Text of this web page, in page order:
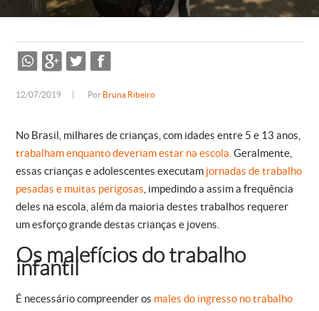
12/07/2019 Por Bruna Ribeiro
No Brasil, milhares de crianças, com idades entre 5 e 13 anos,
trabalham enquanto deveriam estar na escola. Geralmente,
essas crianças e adolescentes executam jornadas de trabalho
pesadas e muitas perigosas , impedindo a assim a frequência
deles na escola, além da maioria destes trabalhos requerer
um esforço grande destas crianças e jovens.
Os malefícios do trabalho
infantil
É necessário compreender os males do ingresso no trabalho